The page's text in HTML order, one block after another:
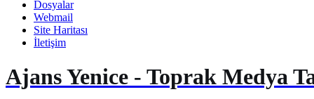
Dosyalar
Webmail
Site Haritası
İletişim
Ajans Yenice - Toprak Medya